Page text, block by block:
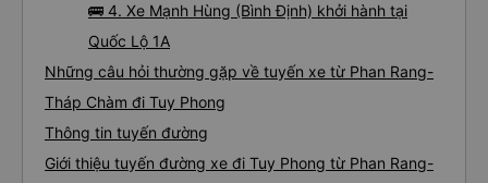
🚌 4. Xe Mạnh Hùng (Bình Định) khởi hành tại
Quốc Lộ 1A
Những câu hỏi thường gặp về tuyến xe từ Phan Rang-
Tháp Chàm đi Tuy Phong
Thông tin tuyến đường
Giới thiệu tuyến đường xe đi Tuy Phong từ Phan Rang-